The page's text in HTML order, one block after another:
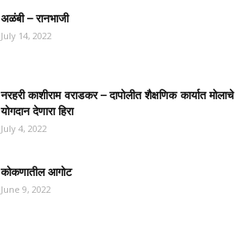
अळंबी – रानभाजी
July 14, 2022
नरहरी काशीराम वराडकर – दापोलीत शैक्षणिक कार्यात मोलाचे
योगदान देणारा हिरा
July 4, 2022
कोकणातील आगोट
June 9, 2022